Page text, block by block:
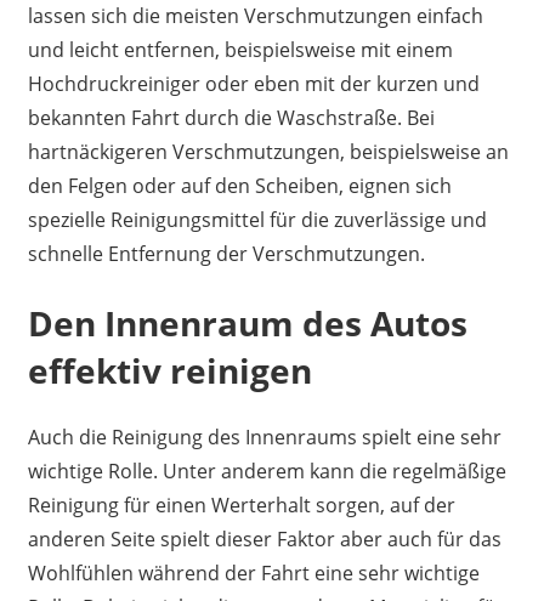
lassen sich die meisten Verschmutzungen einfach
und leicht entfernen, beispielsweise mit einem
Hochdruckreiniger oder eben mit der kurzen und
bekannten Fahrt durch die Waschstraße. Bei
hartnäckigeren Verschmutzungen, beispielsweise an
den Felgen oder auf den Scheiben, eignen sich
spezielle Reinigungsmittel für die zuverlässige und
schnelle Entfernung der Verschmutzungen.
Den Innenraum des Autos
effektiv reinigen
Auch die Reinigung des Innenraums spielt eine sehr
wichtige Rolle. Unter anderem kann die regelmäßige
Reinigung für einen Werterhalt sorgen, auf der
anderen Seite spielt dieser Faktor aber auch für das
Wohlfühlen während der Fahrt eine sehr wichtige